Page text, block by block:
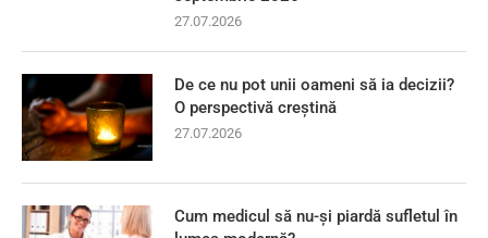
27.07.2026
De ce nu pot unii oameni să ia decizii?
O perspectivă creștină
27.07.2026
Cum medicul să nu-și piardă sufletul în